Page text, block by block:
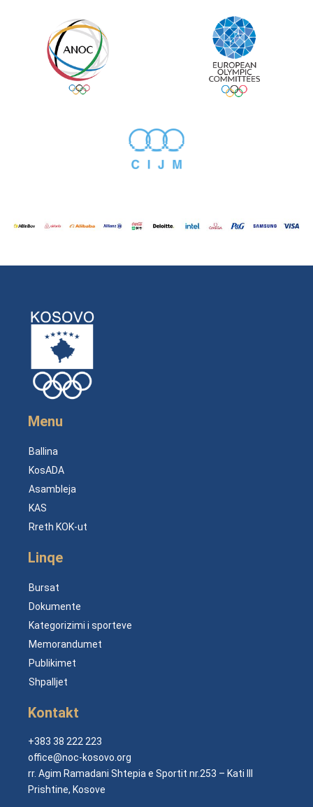
Menu
Ballina
KosADA
Asambleja
KAS
Rreth KOK-ut
Linqe
Bursat
Dokumente
Kategorizimi i sporteve
Memorandumet
Publikimet
Shpalljet
Kontakt
+383 38 222 223
office@noc-kosovo.org
rr. Agim Ramadani Shtepia e Sportit nr.253 – Kati III
Prishtine, Kosove